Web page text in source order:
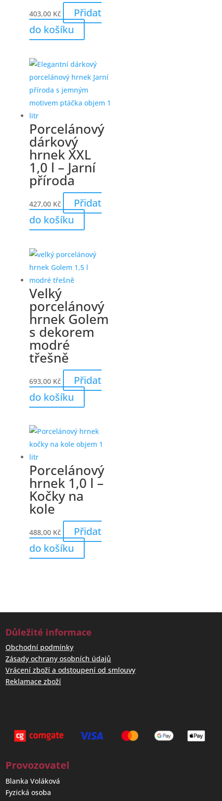
403,00 Kč
Přidat
do košíku
Porcelánový
dárkový
hrnek XXL
1,0 l – Jarní
příroda
427,00 Kč
Přidat
do košíku
Velký
porcelánový
hrnek Golem
s dekorem
modré
třešně
693,00 Kč
Přidat
do košíku
Porcelánový
hrnek 1,0 l –
Kočky na
kole
488,00 Kč
Přidat
do košíku
Důležité informace
Obchodní podmínky
Zásady ochrany osobních údajů
Vrácení zboží a odstoupení od smlouvy
Reklamace zboží
Provozovatel
Blanka Voláková
Fyzická osoba